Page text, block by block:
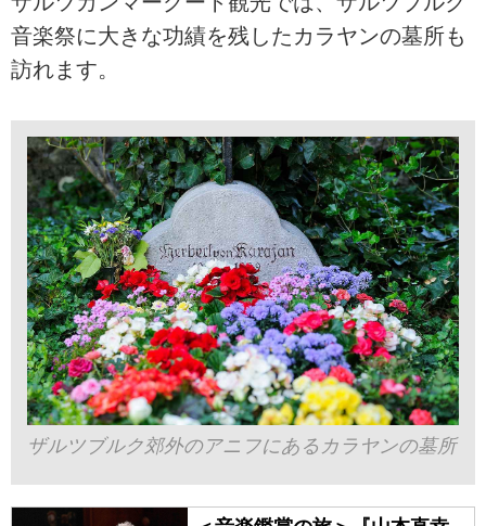
音楽祭に大きな功績を残したカラヤンの墓所も
訪れます。
ザルツブルク郊外のアニフにあるカラヤンの墓所